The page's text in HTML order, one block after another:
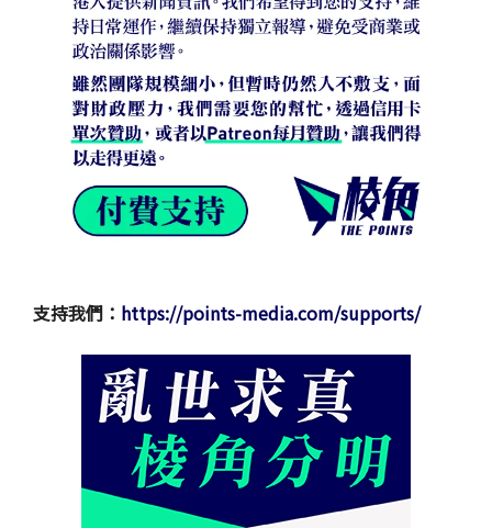
支持我們： https://points-media.com/supports/